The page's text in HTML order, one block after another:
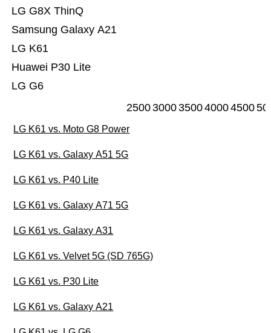
LG G6
Huawei P30 Lite
LG K61
Samsung Galaxy A21
LG G8X ThinQ
25003000350040004500
LG K61 vs. Moto G8 Power
LG K61 vs. Galaxy A51 5G
LG K61 vs. P40 Lite
LG K61 vs. Galaxy A71 5G
LG K61 vs. Galaxy A31
LG K61 vs. Velvet 5G (SD 765G)
LG K61 vs. P30 Lite
LG K61 vs. Galaxy A21